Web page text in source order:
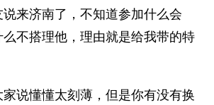
来济南了，不知道参加什么会
不搭理他，理由就是给我带的特
说懂懂太刻薄，但是你有没有换